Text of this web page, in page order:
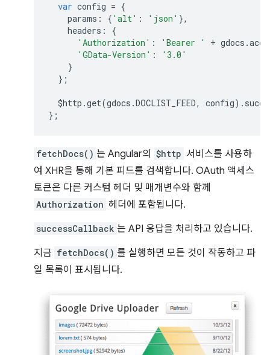
var config = {
params : { 'alt' : 'json' },
headers :
{
'Authorization' : 'Bearer ' + gdocs .
'GData-Version' :
'3.0'
}
};
$http .get(gdocs .DOCLIST_FEED, config).
};
fetchDocs() 는 Angular의 $http 서비스를 사용하
여 XHR을 통해 기본 피드를 검색합니다. OAuth 액세스
토큰은 다른 커스텀 헤더 및 매개변수와 함께
Authorization 헤더에 포함됩니다.
successCallback 는 API 응답을 처리하고 있습니다.
지금 fetchDocs() 를 실행하면 모든 것이 작동하고 파
일 목록이 표시됩니다.